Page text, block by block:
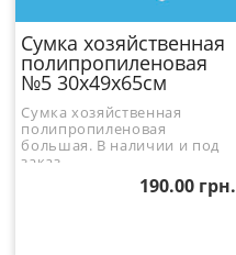
Сумка хозяйственная
полипропиленовая
№5 30x49x65см
Сумка хозяйственная
полипропиленовая
большая. В наличии и под
заказ.
190.00грн.